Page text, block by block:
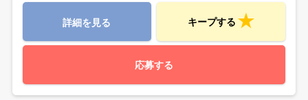
詳細を見る キープする
応募する